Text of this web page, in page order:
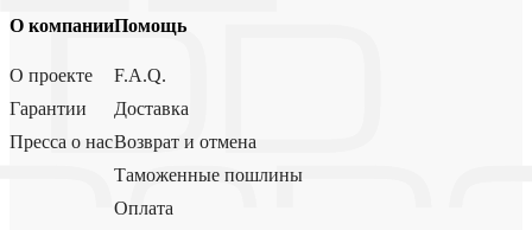
О компании
О проекте
Гарантии
Пресса о нас
Помощь
F.A.Q.
Доставка
Возврат и отмена
Таможенные пошлины
Оплата